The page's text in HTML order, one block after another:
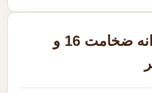
ترمووود گره پروانه ضخامت 16 و